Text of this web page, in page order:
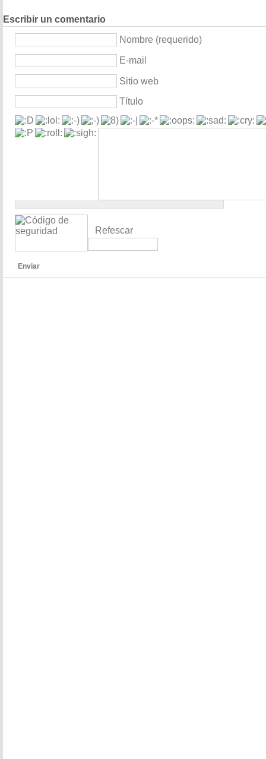
Escribir un comentario
Nombre (requerido)
E-mail
Sitio web
Título
Refescar
Enviar